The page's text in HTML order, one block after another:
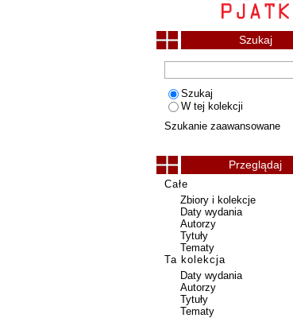
Szukaj
Szukaj
W tej kolekcji
Szukanie zaawansowane
Przeglądaj
Całe
Zbiory i kolekcje
Daty wydania
Autorzy
Tytuły
Tematy
Ta kolekcja
Daty wydania
Autorzy
Tytuły
Tematy